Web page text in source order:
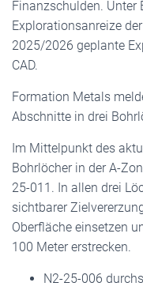
Finanzschulden. Unter
Explorationsanreize
2025/2026 geplante
CAD.
Formation Metals
Abschnitte in drei
Im Mittelpunkt des
Bohrlöcher in der A-
25-011. In allen drei
sichtbarer
Oberfläche einsetzen
100 Meter erstrecken.
N2-25-006